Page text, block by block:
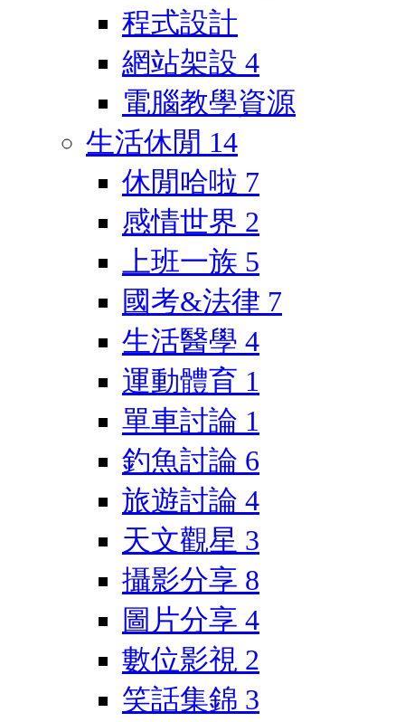
程式設計
網站架設 4
電腦教學資源
生活休閒 14
休閒哈啦 7
感情世界 2
上班一族 5
國考&法律 7
生活醫學 4
運動體育 1
單車討論 1
釣魚討論 6
旅遊討論 4
天文觀星 3
攝影分享 8
圖片分享 4
數位影視 2
笑話集錦 3